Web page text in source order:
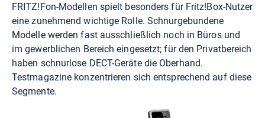
FRITZ!Fon-Modellen spielt besonders für Fritz!Box-Nutzer
eine zunehmend wichtige Rolle. Schnurgebundene
Modelle werden fast ausschließlich noch in Büros und
im gewerblichen Bereich eingesetzt; für den Privatbereich
haben schnurlose DECT-Geräte die Oberhand.
Testmagazine konzentrieren sich entsprechend auf diese
Segmente.